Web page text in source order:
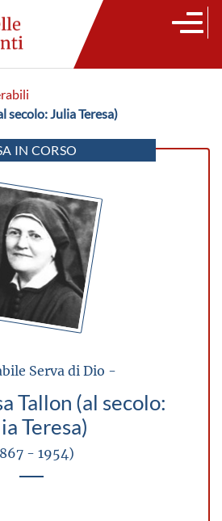
secolo: Julia Teresa)
IN CORSO
Serva di Dio -
Tallon (al secolo:
Teresa)
- 1954)